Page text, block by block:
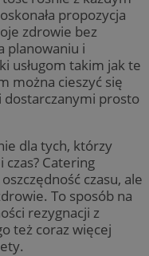
propozycja
zdrowie bez
planowaniu i
usługom takim jak te
można cieszyć się
dostarczanymi prosto
dla tych, którzy
Catering
czasu, ale
To sposób na
rezygnacji z
też coraz więcej